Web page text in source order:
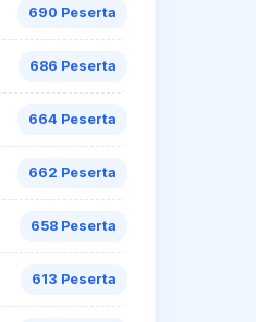
690 Peserta
686 Peserta
664 Peserta
662 Peserta
658 Peserta
613 Peserta